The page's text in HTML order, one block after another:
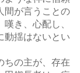
間が言うことの
き、心配し、
動揺はないとい
の主が、存在